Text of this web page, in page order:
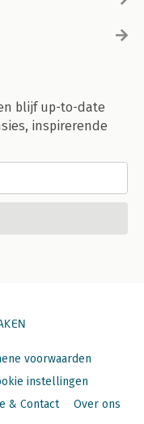
blijf up-to-date
inspirerende
voorwaarden
instellingen
& Contact Over ons